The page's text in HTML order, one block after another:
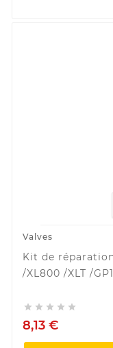
Valves
Kit de
/XL800 /XLT /
    
8,13 €